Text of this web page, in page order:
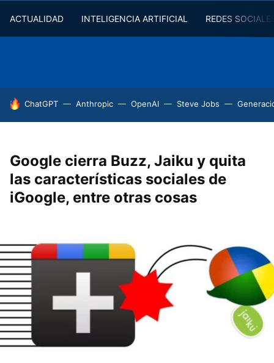
ACTUALIDAD INTELIGENCIA ARTIFICIAL REDES
HOY SE HABLA DE
ChatGPT Anthropic OpenAI Steve Jobs
Google cierra Buzz, Jaiku y quita
las características sociales de
iGoogle, entre otras cosas